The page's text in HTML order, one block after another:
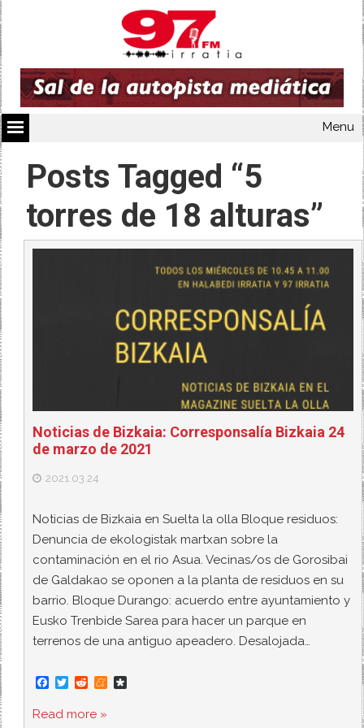
Menu
Posts Tagged “5
torres de 18 alturas”
Noticias de Bizkaia: Corresponsalía Bizkaia 24
de marzo de 2021
2021.03.24
Noticias de Bizkaia en Suelta la olla Bloque residuos:
Denuncia de ekologistak martxan sobre la
contaminación en el rio Asua. Vecinas/os de Gorosibai
de Galdakao se oponen a la planta de residuos en su
barrio. Bloque Durango: acuerdo entre ayuntamiento y
Eusko Trenbide Sarea para hacer un parque en
terrenos de una antiguo apeadero. Desalojada…
F
c
e
T
i
t
R
d
d
M
Read more »